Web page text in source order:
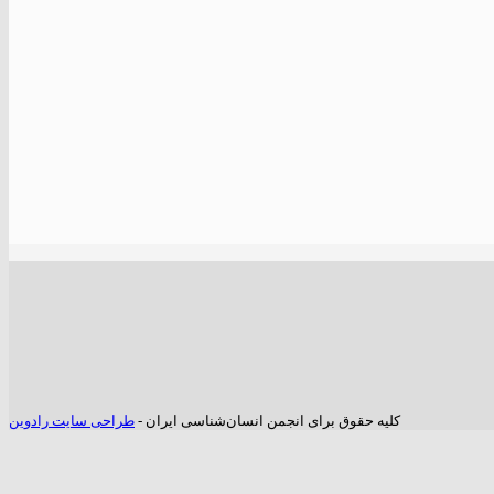
کلیه حقوق برای انجمن انسان‌شناسی ایران - طراحی سایت رادوین